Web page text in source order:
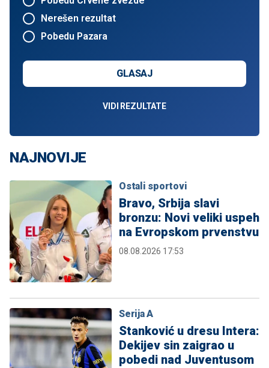
Nerešen rezultat
Pobedu Pazara
GLASAJ
VIDI REZULTATE
NAJNOVIJE
Ostali sportovi
Bravo, Srbija slavi
bronzu: Novi veliki uspeh
na Evropskom prvenstvu
08.08.2026 17:53
Serija A
Stanković u dresu Intera:
Dekijev sin zaigrao u
pobedi nad Juventusom